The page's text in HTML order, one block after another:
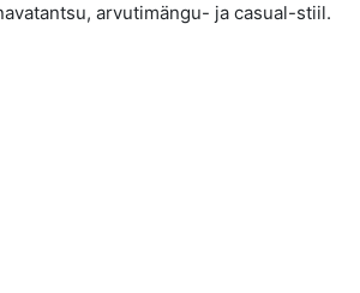
arvutimängu- ja casual-stiil.